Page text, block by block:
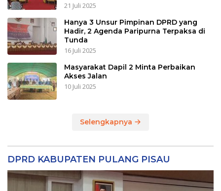
21 Juli 2025
Hanya 3 Unsur Pimpinan DPRD yang
Hadir, 2 Agenda Paripurna Terpaksa di
Tunda
16 Juli 2025
Masyarakat Dapil 2 Minta Perbaikan
Akses Jalan
10 Juli 2025
Selengkapnya
DPRD KABUPATEN PULANG PISAU